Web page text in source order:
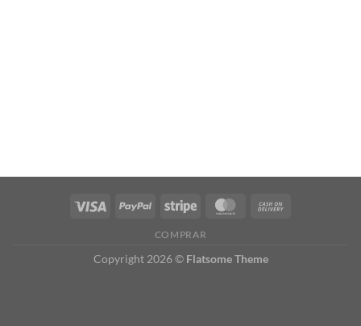
COMPRAR
Copyright 2026 © Flatsome Theme